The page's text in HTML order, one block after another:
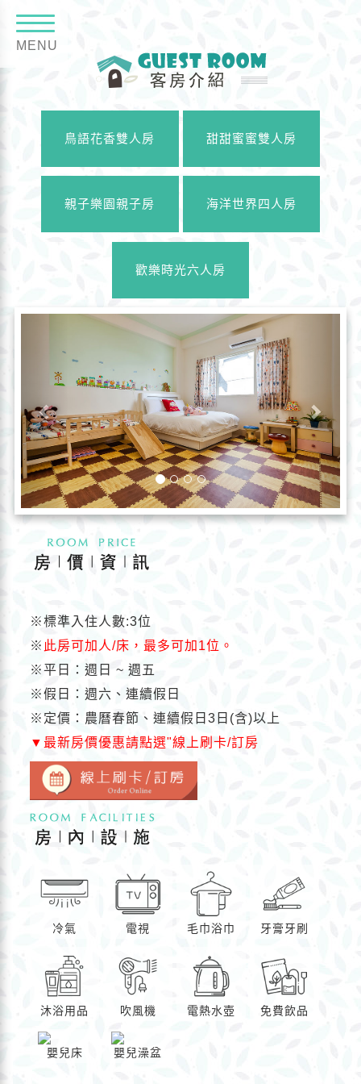
MENU
鳥語花香雙人房 甜甜蜜蜜雙人房
親子樂園親子房 海洋世界四人房
歡樂時光六人房
Previous
※標準入住人數:3位
※ 此房可加人/床，最多可加1位。
※平日：週日 ~ 週五
※假日：週六、連續假日
※ 定價：農曆春節、連續假日3日(含)以上
▼最新房價優惠請點選"線上刷卡/訂房
冷氣 電視 毛巾浴巾 牙膏牙刷
沐浴用品 吹風機 電熱水壺 免費飲品
嬰兒床 嬰兒澡盆